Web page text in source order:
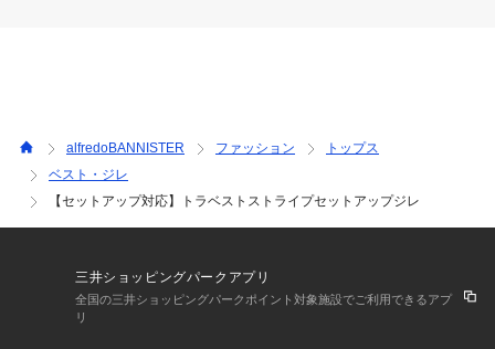
alfredoBANNISTER ファッション
トップス
ベスト・ジレ
【セットアップ対応】トラベストストライプセットアップジレ
三井ショッピングパークアプリ
全国の三井ショッピングパークポイント対象施設でご利用できるアプ
リ